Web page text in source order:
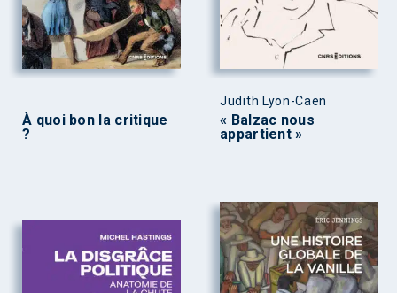
À quoi bon la critique
?
Judith Lyon-Caen
« Balzac nous
appartient »